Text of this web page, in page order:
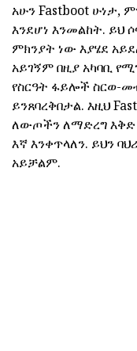
አሁን Fastboot ሁነታ,
እንደሆነ እንመልከት. ይህ
ምክንያት ነው እያሄደ
አይገኝም በዚያ አካባቢ
የስርዓት ፋይሎች ስርወ-
ይንጸባረቅበታል. እዚህ
ለውጦችን ለማድረግ
እኛ እንቀጥላለን. ይህን
አይቻልም.